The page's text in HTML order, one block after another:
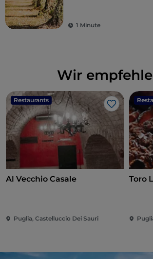
1 Minute
Wir
Restaurants
Like
Al Vecchio Casale
Puglia, Castelluccio Dei Sauri
Toro